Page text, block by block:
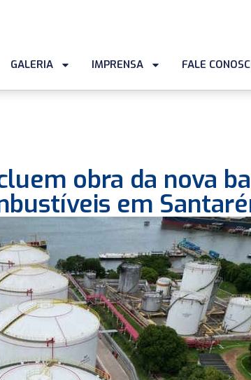
GALERIA IMPRENSA FALE
obra da nova
em